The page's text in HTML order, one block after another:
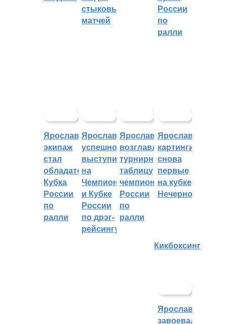
стыковых
матчей
России
по
ралли
Ярославский
экипаж
стал
обладателем
Кубка
России
по
ралли
Ярославцы
успешно
выступили
на
Чемпионате
и Кубке
России
по дрэг-
рейсингу
Ярославцы
возглавляют
турнирную
таблицу
чемпионата
России
по
ралли
Ярославские
картингисты
снова
первые
на кубке
Нечерноземья
Кикбоксинг
Ярославцы
завоевали